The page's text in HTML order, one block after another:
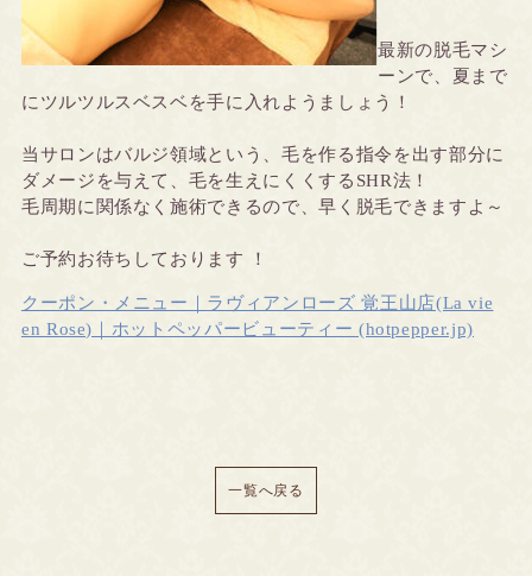
最新の脱毛マシ
ーンで、夏まで
にツルツルスベスベを手に入れようましょう！
当サロンはバルジ領域という、毛を作る指令を出す部分に
ダメージを与えて、毛を生えにくくするSHR法！
毛周期に関係なく施術できるので、早く脱毛できますよ～
ご予約お待ちしております ！
クーポン・メニュー｜ラヴィアンローズ 覚王山店(La vie
en Rose)｜ホットペッパービューティー (hotpepper.jp)
一覧へ戻る